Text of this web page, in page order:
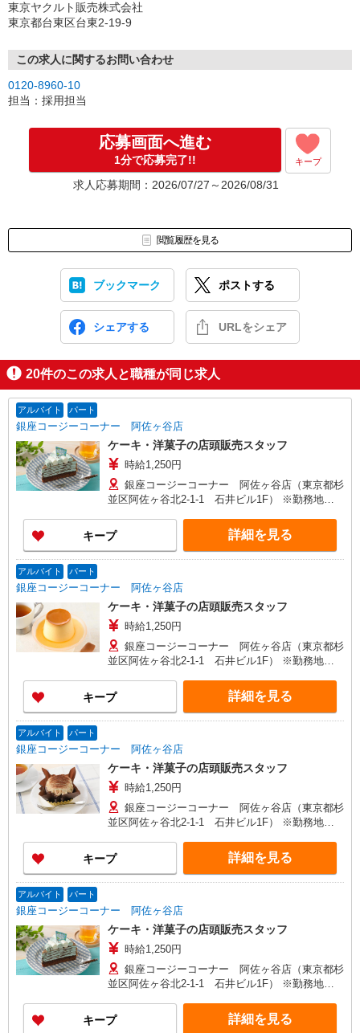
東京ヤクルト販売株式会社
東京都台東区台東2-19-9
この求人に関するお問い合わせ
0120-8960-10
担当：採用担当
応募画面へ進む
1分で応募完了!! キープ
求人応募期間：2026/07/27～2026/08/31
閲覧履歴を見る
ブックマーク ポストする
シェアする URLをシェア
20件のこの求人と職種が同じ求人
アルバイト パート
銀座コージーコーナー 阿佐ヶ谷店
ケーキ・洋菓子の店頭販売スタッフ
時給1,250円
銀座コージーコーナー 阿佐ヶ谷店（東京都杉
並区阿佐ヶ谷北2-1-1 石井ビル1F） ※勤務地変
キープ 詳細を見る
アルバイト パート
銀座コージーコーナー 阿佐ヶ谷店
ケーキ・洋菓子の店頭販売スタッフ
時給1,250円
銀座コージーコーナー 阿佐ヶ谷店（東京都杉
並区阿佐ヶ谷北2-1-1 石井ビル1F） ※勤務地変
キープ 詳細を見る
アルバイト パート
銀座コージーコーナー 阿佐ヶ谷店
ケーキ・洋菓子の店頭販売スタッフ
時給1,250円
銀座コージーコーナー 阿佐ヶ谷店（東京都杉
並区阿佐ヶ谷北2-1-1 石井ビル1F） ※勤務地変
キープ 詳細を見る
アルバイト パート
銀座コージーコーナー 阿佐ヶ谷店
ケーキ・洋菓子の店頭販売スタッフ
時給1,250円
銀座コージーコーナー 阿佐ヶ谷店（東京都杉
並区阿佐ヶ谷北2-1-1 石井ビル1F） ※勤務地変
キープ 詳細を見る